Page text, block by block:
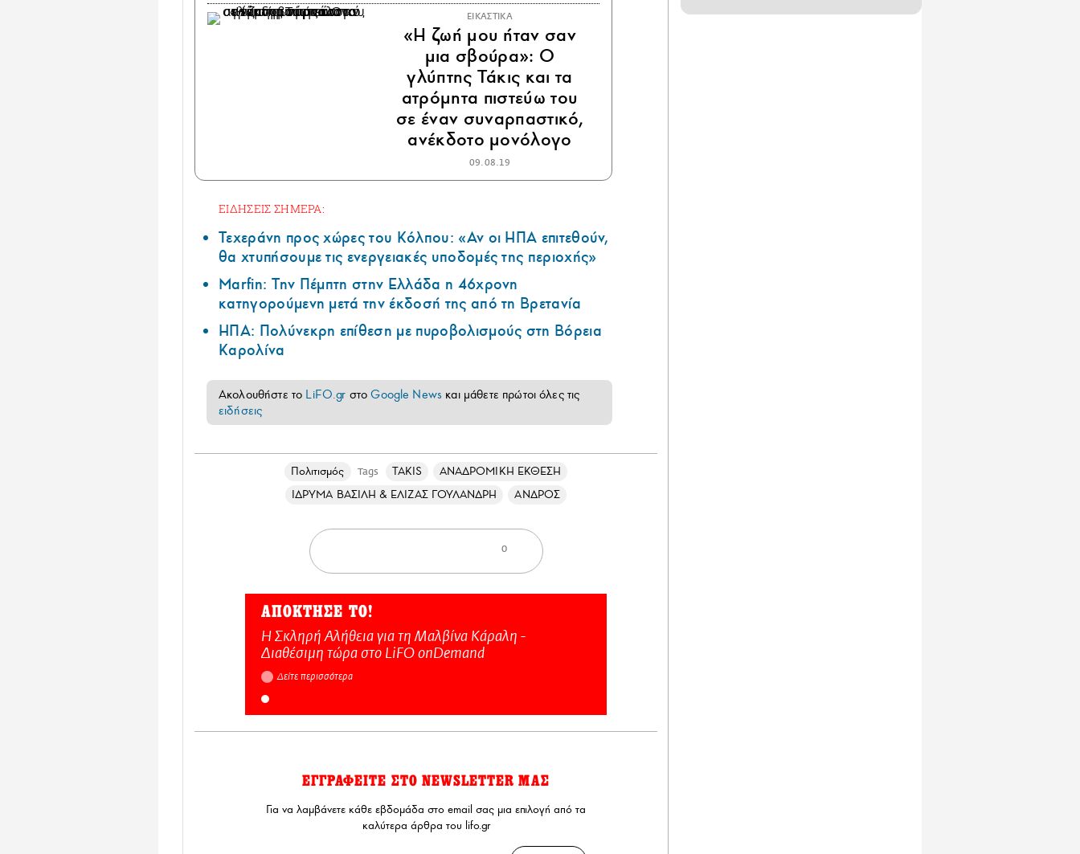
ΕΙΚΑΣΤΙΚΑ
«Η ζωή μου ήταν σαν
μια σβούρα»: Ο
γλύπτης Τάκις και τα
ατρόμητα πιστεύω του
σε έναν συναρπαστικό,
ανέκδοτο μονόλογο
09.08.19
ΕΙΔΗΣΕΙΣ ΣΗΜΕΡΑ:
Τεχεράνη προς χώρες του Κόλπου: «Αν οι ΗΠΑ επιτεθούν,
θα χτυπήσουμε τις ενεργειακές υποδομές της περιοχής»
Marfin: Την Πέμπτη στην Ελλάδα η 46χρονη
κατηγορούμενη μετά την έκδοσή της από τη Βρετανία
ΗΠΑ: Πολύνεκρη επίθεση με πυροβολισμούς στη Βόρεια
Καρολίνα
Ακολουθήστε το LiFO.gr στοGoogle News και μάθετε πρώτοι όλες τις
ειδήσεις
Πολιτισμός Tags TAKIS
ΑΝΑΔΡΟΜΙΚΗ ΕΚΘΕΣΗ
ΙΔΡΥΜΑ ΒΑΣΙΛΗ & ΕΛΙΖΑΣ ΓΟΥΛΑΝΔΡΗ
ΑΝΔΡΟΣ
0
ΑΠΟΚΤΗΣΕ ΤΟ!
Η Σκληρή Αλήθεια για τη Μαλβίνα Κάραλη -
Διαθέσιμη τώρα στo LiFO onDemand
Δείτε περισσότερα
ΕΓΓΡΑΦΕΙΤΕ ΣΤΟ NEWSLETTER ΜΑΣ
Για να λαμβάνετε κάθε εβδομάδα στο email σας μια επιλογή από τα
καλύτερα άρθρα του lifo.gr